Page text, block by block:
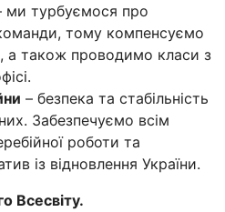
ми турбуємося про
тому компенсуємо
а також проводимо класи з
– безпека та стабільність
Забезпечуємо всім
роботи та
із відновлення України.
Всесвіту.